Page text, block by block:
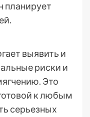
планирует
выявить и
риски и
Это
к любым
серьезных